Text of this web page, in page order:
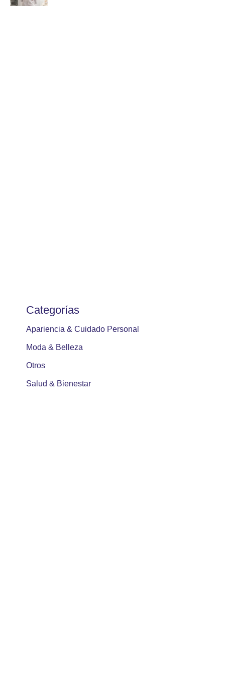
Categorías
Apariencia & Cuidado Personal
Moda & Belleza
Otros
Salud & Bienestar